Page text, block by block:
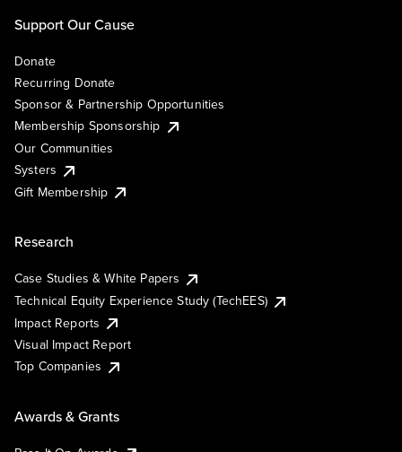
Support Our Cause
Donate
Recurring Donate
Sponsor & Partnership Opportunities
Membership Sponsorship
Our Communities
Systers
Gift Membership
Research
Case Studies & White Papers
Technical Equity Experience Study (TechEES)
Impact Reports
Visual Impact Report
Top Companies
Awards & Grants